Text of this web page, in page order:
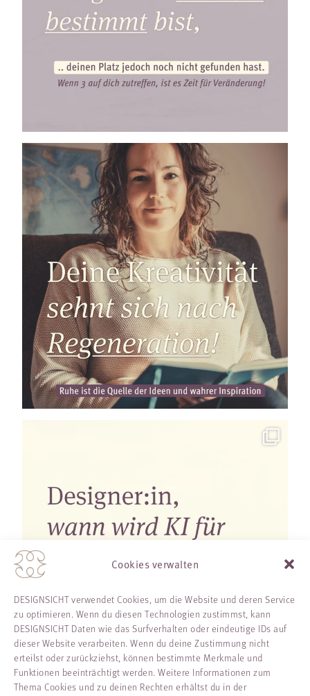
Cookies verwalten
DESIGNSICHT verwendet Cookies, um die Website und deren Service
zu optimieren. Wenn du diesen Technologien zustimmst, kann
DESIGNSICHT Daten wie das Surfverhalten oder eindeutige IDs auf
dieser Website verarbeiten. Wenn du deine Zustimmung nicht
erteilst oder zurückziehst, können bestimmte Merkmale und
Funktionen beeinträchtigt werden. Weitere Informationen zum
Thema Cookies und zu deinen Rechten erhältst du in der